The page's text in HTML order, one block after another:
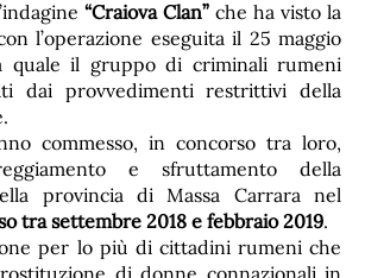
“Craiova Clan” che ha visto la
l’operazione eseguita il 25 maggio
quale il gruppo di criminali rumeni
dai provvedimenti restrittivi della
commesso, in concorso tra loro,
e sfruttamento della
provincia di Massa Carrara nel
tra settembre 2018 e febbraio 2019.
per lo più di cittadini rumeni che
di donne connazionali in